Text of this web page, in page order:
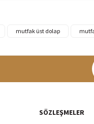
mutfak üst dolap
Tüm ürünlerde
SÖZLEŞMELER